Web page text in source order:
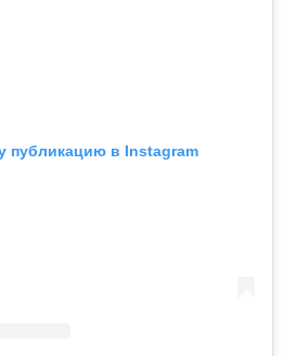
публикацию в Instagram